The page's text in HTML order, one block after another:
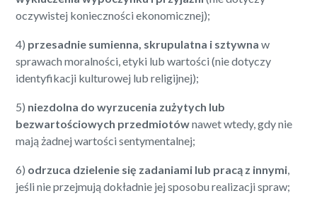
oczywistej konieczności ekonomicznej);
4) przesadnie sumienna, skrupulatna i sztywna w
sprawach moralności, etyki lub wartości (nie dotyczy
identyfikacji kulturowej lub religijnej);
5) niezdolna do wyrzucenia zużytych lub
bezwartościowych przedmiotównawet wtedy, gdy nie
mają żadnej wartości sentymentalnej;
6) odrzuca dzielenie się zadaniami lub pracą z innymi,
jeśli nie przejmują dokładnie jej sposobu realizacji spraw;